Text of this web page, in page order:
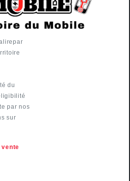
du
par nos
sur
vente